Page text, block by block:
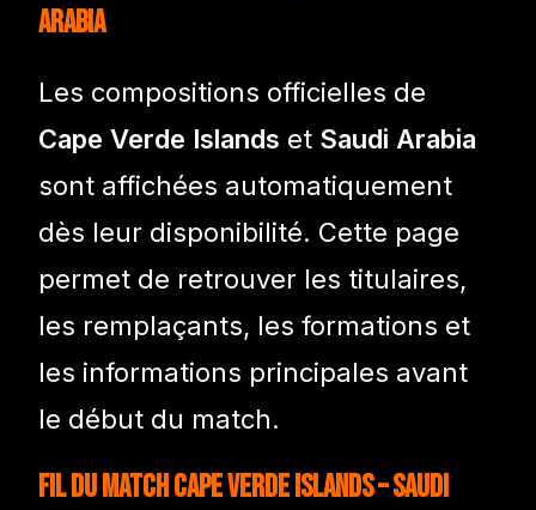
Arabia
Les compositions officielles de
Cape Verde Islands et Saudi Arabia
sont affichées automatiquement
dès leur disponibilité. Cette page
permet de retrouver les titulaires,
les remplaçants, les formations et
les informations principales avant
le début du match.
Fil du match Cape Verde Islands – Saudi